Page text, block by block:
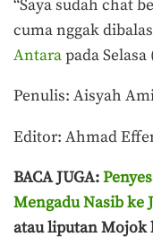
“Saya sudah chat
cuma nggak
Antarapada Selasa
Penulis: Aisyah
Editor: Ahmad
BACA JUGA:
Mengadu Nasib ke
atau liputan